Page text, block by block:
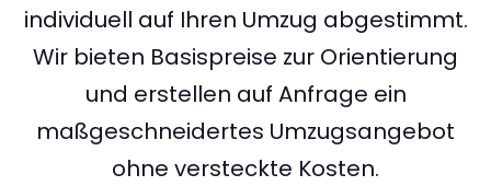
individuell auf Ihren Umzug abgestimmt.
Wir bieten Basispreise zur Orientierung
und erstellen auf Anfrage ein
maßgeschneidertes Umzugsangebot
ohne versteckte Kosten.